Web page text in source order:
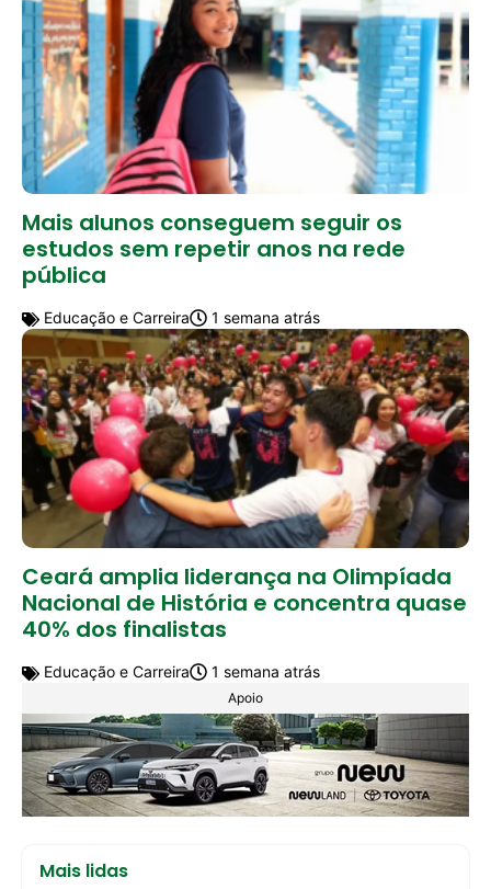
Mais alunos conseguem seguir os
estudos sem repetir anos na rede
pública
Educação e Carreira 1 semana atrás
Ceará amplia liderança na Olimpíada
Nacional de História e concentra quase
40% dos finalistas
Educação e Carreira 1 semana atrás
Apoio
Mais lidas